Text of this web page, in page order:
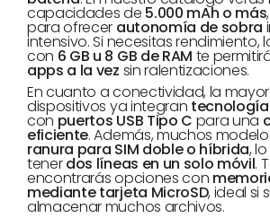
capacidades de 5.000 mAh o más
para ofrecer autonomía de sobra
intensivo. Si necesitas rendimiento,
con 6 GB u 8 GB de RAM te
apps a la vez sin ralentizaciones.
En cuanto a conectividad, la
dispositivos ya integran tecnología
con puertos USB Tipo C para una
eficiente. Además, muchos
ranura para SIM doble o híbrida,
tenerdos líneas en un solo móvil.
encontrarás opciones con
mediante tarjeta MicroSD, ideal si
almacenar muchos archivos.